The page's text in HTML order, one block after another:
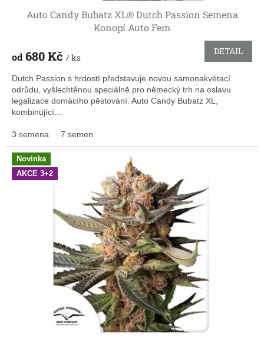
Auto Candy Bubatz XL® Dutch Passion Semena
Konopí Auto Fem
od 680 Kč / ks
DETAIL
Dutch Passion s hrdostí představuje novou samonakvétací
odrůdu, vyšlechtěnou speciálně pro německý trh na oslavu
legalizace domácího pěstování. Auto Candy Bubatz XL,
kombinující...
3 semena 7 semen
Novinka
AKCE 3+2